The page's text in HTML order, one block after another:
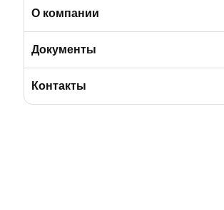
Порядок оплаты услуг
Условия возврата
О компании
О компании БизнесБас
BBus Group
Документы
Лицензии и удостоверения
Контакты